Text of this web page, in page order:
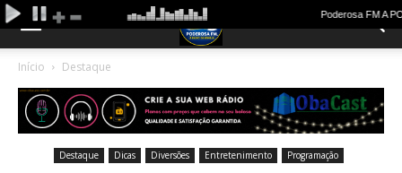
Início Destaque
Destaque Dicas Diversões Entretenimento Programação